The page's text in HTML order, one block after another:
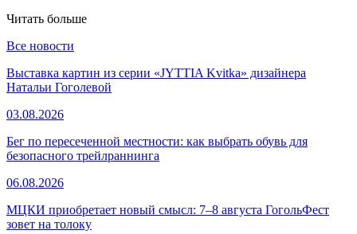
Читать больше
Все новости
Выставка картин из серии «JYTTIA Kvitka» дизайнера
Натальи Гоголевой
03.08.2026
Бег по пересеченной местности: как выбрать обувь для
безопасного трейлраннинга
06.08.2026
МЦКИ приобретает новый смысл: 7–8 августа ГогольФест
зовет на толоку